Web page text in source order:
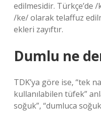
edilmesidir. Türkçe’de
/ke/ olarak telaffuz
ekleri zayıftır.
Dumlu ne
TDK’ya göre ise, “tek
kullanılabilen tüfek”
soğuk”, “dumluca